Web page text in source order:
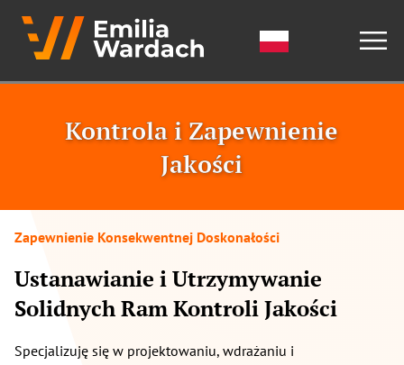
Kontrola i Zapewnienie
Jakości
Zapewnienie Konsekwentnej Doskonałości
Ustanawianie i Utrzymywanie
Solidnych Ram Kontroli Jakości
Specjalizuję się w projektowaniu, wdrażaniu i